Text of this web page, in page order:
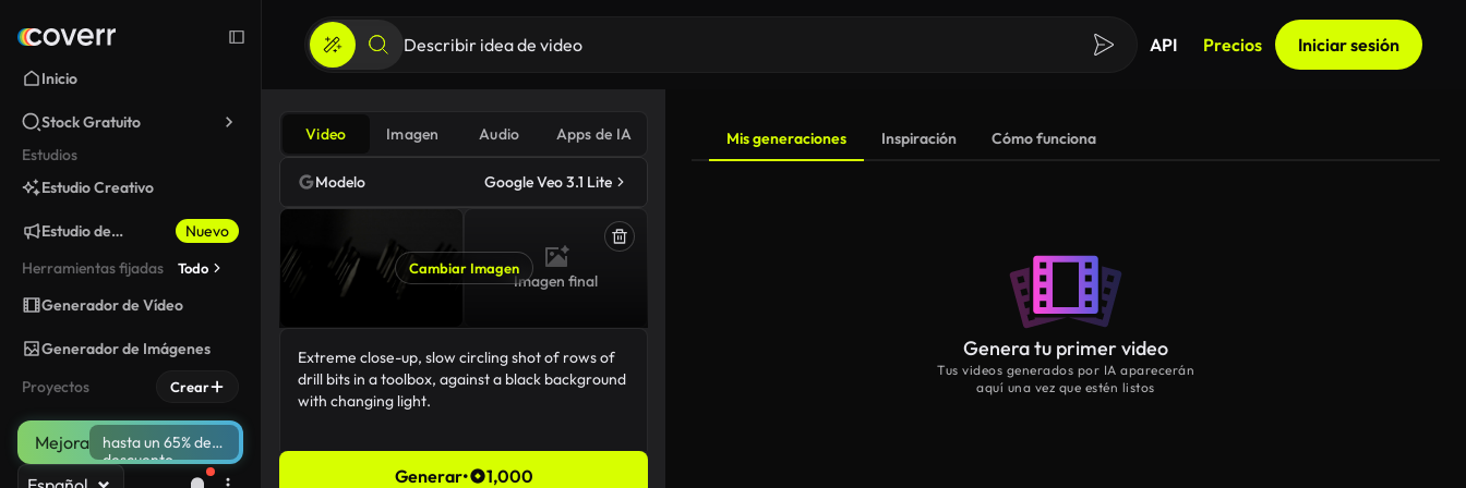
Inicio
Stock Gratuito
Estudios
Estudio Creativo
Estudio de
Nuevo
Herramientas fijadas
Todo
Generador de Vídeo
Generador de Imágenes
Proyectos
Crear
Mejora
hasta un 65% de
descuento
API Precios Iniciar sesión
Video Imagen Audio Apps de IA
Modelo Google Veo 3.1 Lite
Cambiar Imagen
Imagen final
Generar• 1,000
Mis generaciones Inspiración Cómo funciona
Genera tu primer video
Tus videos generados por IA aparecerán
aquí una vez que estén listos